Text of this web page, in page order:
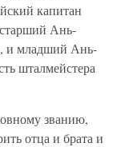
капитан
Ань-
и младший Ань-
шталмейстера
званию,
отца и брата и